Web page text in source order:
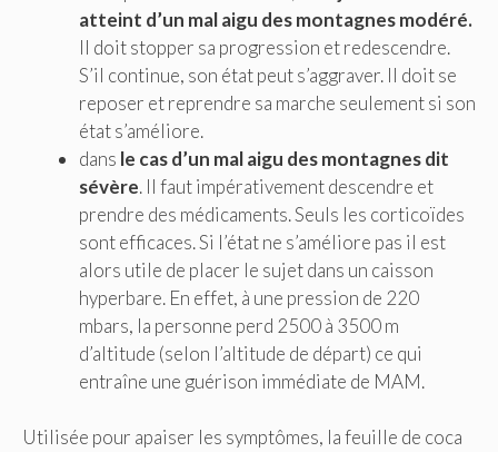
atteint d’un mal aigu des montagnes modéré.
Il doit stopper sa progression et redescendre.
S’il continue, son état peut s’aggraver. Il doit se
reposer et reprendre sa marche seulement si son
état s’améliore.
dans le cas d’un mal aigu des montagnes dit
sévère. Il faut impérativement descendre et
prendre des médicaments. Seuls les corticoïdes
sont efficaces. Si l’état ne s’améliore pas il est
alors utile de placer le sujet dans un caisson
hyperbare. En effet, à une pression de 220
mbars, la personne perd 2500 à 3500 m
d’altitude (selon l’altitude de départ) ce qui
entraîne une guérison immédiate de MAM.
Utilisée pour apaiser les symptômes, la feuille de coca